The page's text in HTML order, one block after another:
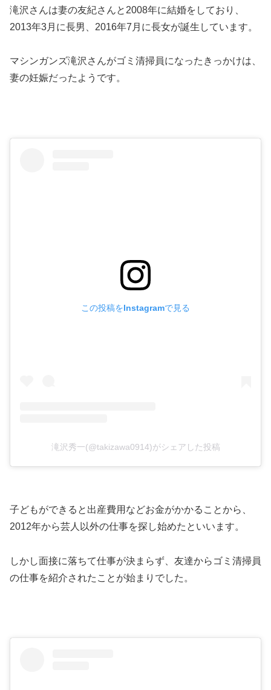
滝沢さんは妻の友紀さんと2008年に結婚をしており、
2013年3月に長男、2016年7月に長女が誕生しています。
マシンガンズ滝沢さんがゴミ清掃員になったきっかけは、
妻の妊娠だったようです。
この投稿をInstagramで見る
滝沢秀一(@takizawa0914)がシェアした投稿
子どもができると出産費用などお金がかかることから、
2012年から芸人以外の仕事を探し始めたといいます。
しかし面接に落ちて仕事が決まらず、友達からゴミ清掃員
の仕事を紹介されたことが始まりでした。